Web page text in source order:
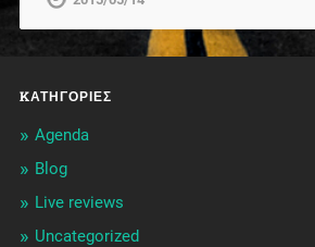
KΑΤΗΓΟΡΊΕΣ
Agenda
Blog
Live reviews
Uncategorized